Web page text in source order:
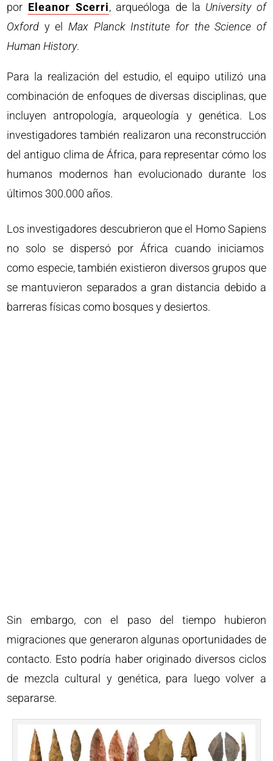
por Eleanor Scerri, arqueóloga de la University of
Oxford y el Max Planck Institute for the Science of
Human History.
Para la realización del estudio, el equipo utilizó una
combinación de enfoques de diversas disciplinas, que
incluyen antropología, arqueología y genética. Los
investigadores también realizaron una reconstrucción
del antiguo clima de África, para representar cómo los
humanos modernos han evolucionado durante los
últimos 300.000 años.
Los investigadores descubrieron que el Homo Sapiens
no solo se dispersó por África cuando iniciamos
como especie, también existieron diversos grupos que
se mantuvieron separados a gran distancia debido a
barreras físicas como bosques y desiertos.
Sin embargo, con el paso del tiempo hubieron
migraciones que generaron algunas oportunidades de
contacto. Esto podría haber originado diversos ciclos
de mezcla cultural y genética, para luego volver a
separarse.